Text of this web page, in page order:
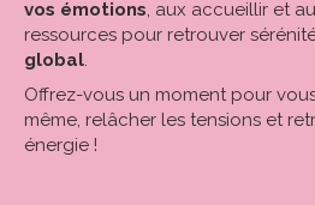
vos émotions, aux accueillir et
ressources pour retrouver
global.
Offrez-vous un moment pour
même, relâcher les tensions et
énergie !